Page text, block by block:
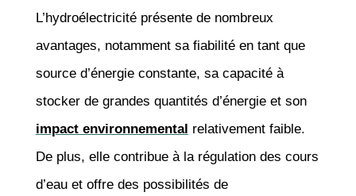
L’hydroélectricité présente de nombreux
avantages, notamment sa fiabilité en tant que
source d’énergie constante, sa capacité à
stocker de grandes quantités d’énergie et son
impact environnemental relativement faible.
De plus, elle contribue à la régulation des cours
d’eau et offre des possibilités de